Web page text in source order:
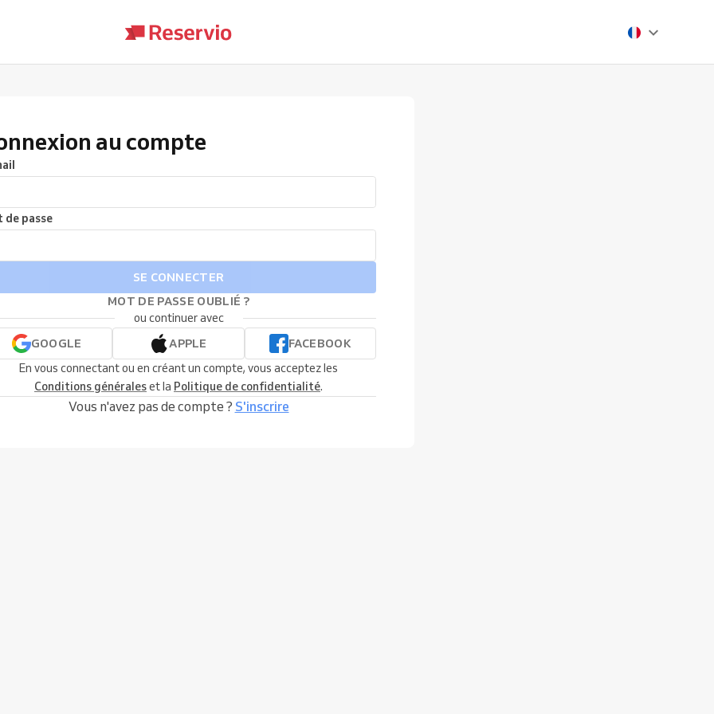
au compte
de passe
SE CONNECTER
MOT DE PASSE OUBLIÉ ?
ou continuer avec
GOOGLE
APPLE
FACEBOOK
En vous connectant ou en créant un compte, vous acceptez les
Conditions généraleset la Politique de confidentialité.
Vous n'avez pas de compte ? S'inscrire